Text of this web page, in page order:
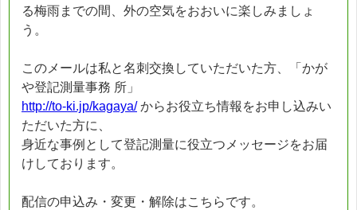
る梅雨までの間、外の空気をおおいに楽しみましょ
う。
このメールは私と名刺交換していただいた方、「かが
や登記測量事務 所」
http://to-ki.jp/kagaya/からお役立ち情報をお申し込みい
ただいた方に、
身近な事例として登記測量に役立つメッセージをお届
けしております。
配信の申込み・変更・解除はこちらです。